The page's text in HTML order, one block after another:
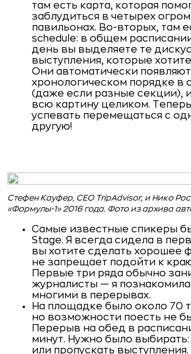
там есть карта, которая
заблудиться в четырех
павильонах. Во-вторых, там
schedule: в общем
день вы выделяете те
выступления, которые
Они автоматически
хронологическом порядке в
(даже если разные секции),
всю картину целиком.
успевать перемещаться с
другую!
Стефен Кауфер, CEO TripAdvisor, и Нико
«Формулы-1» 2016 года. Фото из архива
Самые известные спикеры
Stage. Я всегда сидела в
вы хотите сделать хорошее
не запрещает подойти к
Первые три ряда обычно
журналисты — я
многими в перерывах.
На площадке было около 70
но возможности поесть не
Перерыв на обед в
минут. Нужно было
или пропускать